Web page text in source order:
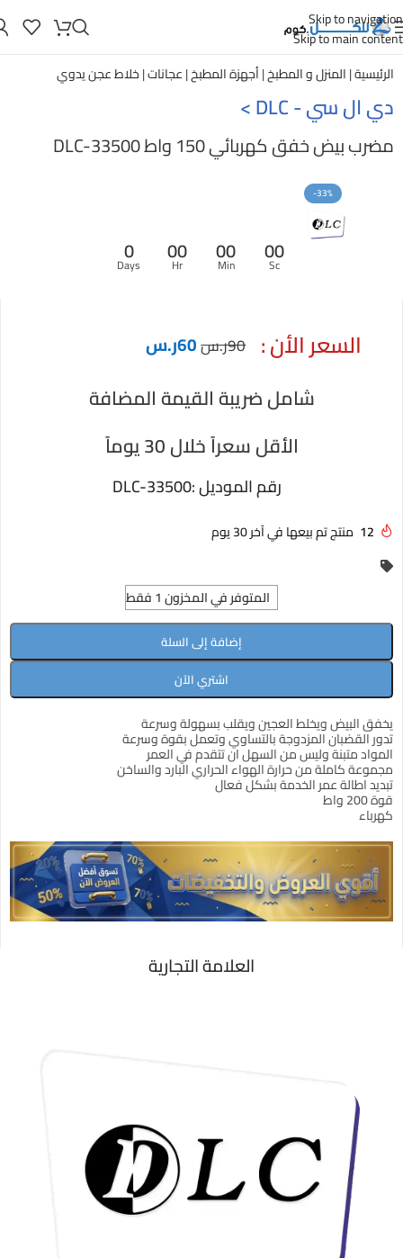
Skip to navigation
Skip to main content
الرئيسية|المنزل و المطبخ|أجهزة المطبخ|عجانات|خلاط عجن يدوي
دي ال سي - DLC >
مضرب بيض خفق كهربائي 150 واط DLC-33500
-33%
0
Days 00
Hr 00
Min 00
Sc
السعر الأن : 90ر.س60ر.س
شامل ضريبة القيمة المضافة
الأقل سعراً خلال 30 يوماً
رقم الموديل :DLC-33500
12 منتج تم بيعها في آخر 30 يوم
المتوفر في المخزون 1 فقط
إضافة إلى السلة
اشتري الآن
يخفق البيض ويخلط العجين ويقلب بسهولة وسرعة
تدور القضبان المزدوجة بالتساوي وتعمل بقوة وسرعة
المواد متبنة وليس من السهل ان تتقدم في العمر
مجموعة كاملة من حرارة الهواء الحراري البارد والساخن
تبديد اطالة عمر الخدمة بشكل فعال
قوة 200 واط
كهرباء
العلامة التجارية